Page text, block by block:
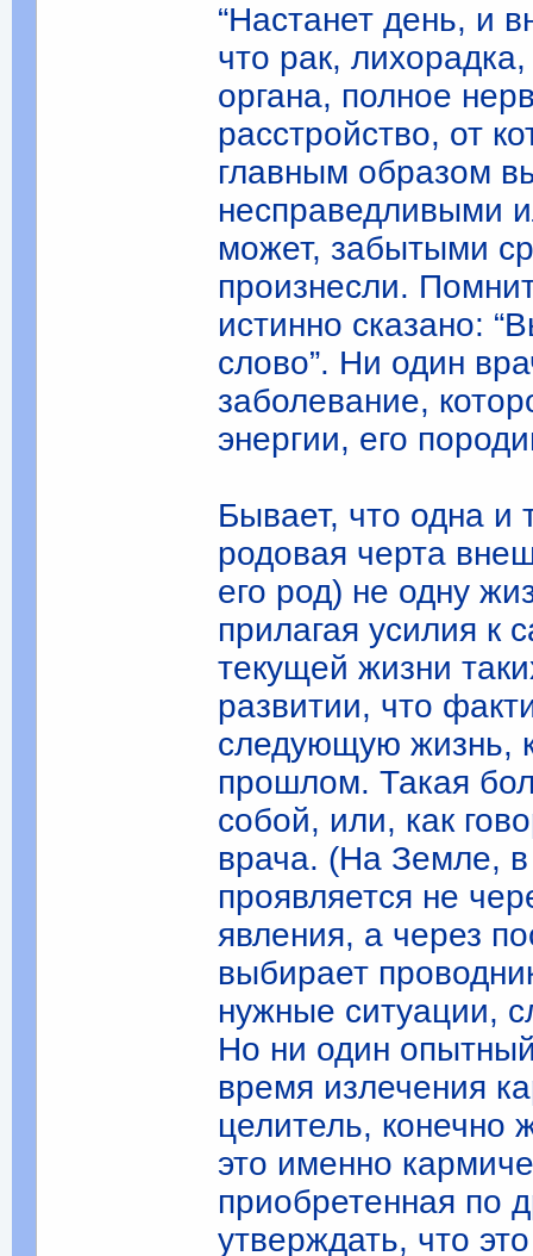
“Настанет день, и
что рак,
органа, полное
расстройство, от
главным образом
несправедливыми
может, забытыми
произнесли.
истинно сказано:
слово”. Ни один
заболевание,
энергии, его
Бывает, что одна и
родовая черта
его род) не одну
прилагая усилия к
текущей жизни
развитии, что
следующую жизнь,
прошлом. Такая
собой, или, как
врача. (На Земле,
проявляется не
явления, а через
выбирает
нужные ситуации,
Но ни один
время излечения
целитель, конечно
это именно
приобретенная по
утверждать, что